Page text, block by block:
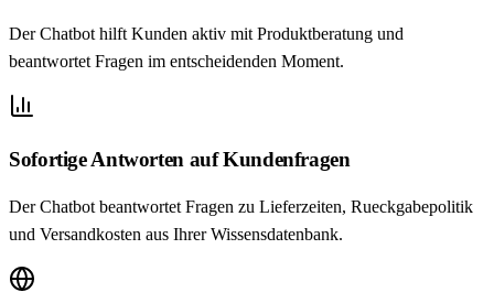
Der Chatbot hilft Kunden aktiv mit Produktberatung und
beantwortet Fragen im entscheidenden Moment.
Sofortige Antworten auf Kundenfragen
Der Chatbot beantwortet Fragen zu Lieferzeiten, Rueckgabepolitik
und Versandkosten aus Ihrer Wissensdatenbank.